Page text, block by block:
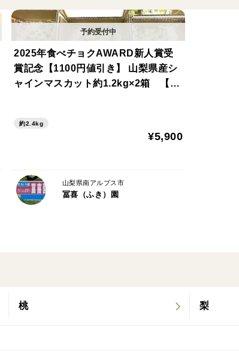
葉すれ、枝すれ、肉割
配送中に下側から果汁
【発送事前連絡について
不在等でお受け取りが
7月中旬～8月初めを予
桃 梨
2025年食べチョクAWARD新人賞受
賞記念【1100円値引き】 山梨県産シ
ャインマスカット約1.2kg×2箱 【ご
約2.4kg
¥5,900
山梨県南アルプス市
冨喜（ふき）園